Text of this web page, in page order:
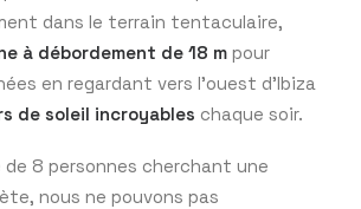
dans le terrain tentaculaire,
à débordement de 18 m pour
en regardant vers l’ouest d’Ibiza
de soleil incroyables chaque soir.
de 8 personnes cherchant une
nous ne pouvons pas